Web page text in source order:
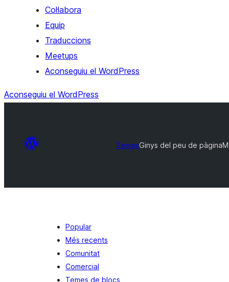
Col·labora
Equip
Traduccions
Meetups
Aconseguiu el WordPress
Aconseguiu el WordPress
TemesGinys del peu de pàgina
Popular
Més recents
Comunitat
Comercial
Temes de blocs